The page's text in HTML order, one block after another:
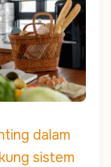
dalam
sistem